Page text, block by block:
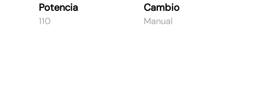
TSI
Potencia
110
Cambio
Manual